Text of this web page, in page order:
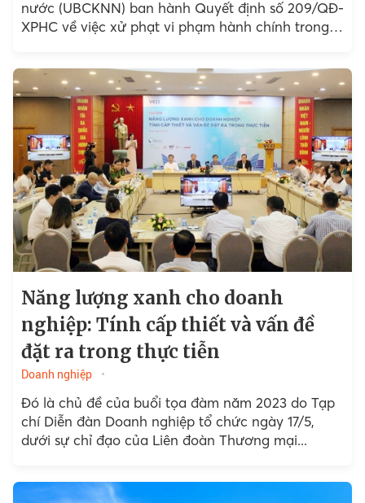
nước (UBCKNN) ban hành Quyết định số 209/QĐ-
XPHC về việc xử phạt vi phạm hành chính trong
đối với Công ty Cổ phần Điện mặt trời VKT - Hòa
An số tiền 85 triệu đồng do không công bố thông
tin theo quy định pháp luật...
Năng lượng xanh cho doanh
nghiệp: Tính cấp thiết và vấn đề
đặt ra trong thực tiễn
Doanh nghiệp
Đó là chủ đề của buổi tọa đàm năm 2023 do Tạp
chí Diễn đàn Doanh nghiệp tổ chức ngày 17/5,
dưới sự chỉ đạo của Liên đoàn Thương mại...